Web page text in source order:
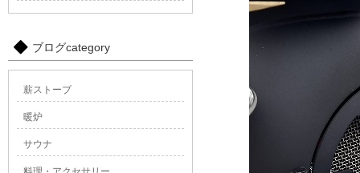
ブログcategory
薪ストーブ
暖炉
サウナ